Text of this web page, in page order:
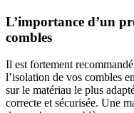
L’importance d’un
combles
Il est fortement
l’isolation de vos combles
sur le matériau le plus
correcte et sécurisée. Une